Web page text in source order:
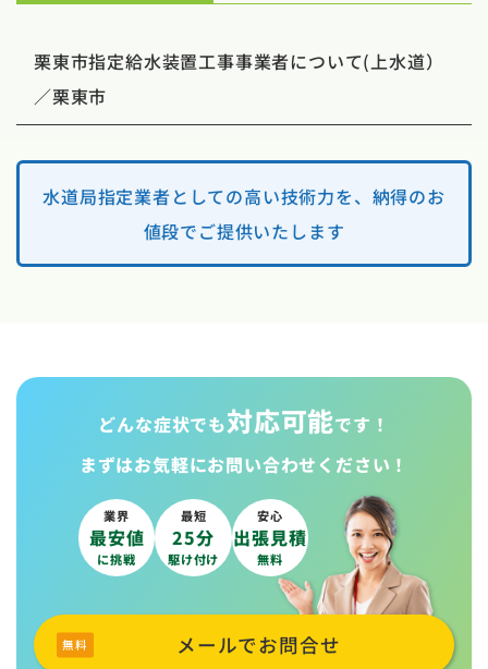
栗東市指定給水装置工事事業者について(上水道）
／栗東市
水道局指定業者としての高い技術力を、納得のお
値段でご提供いたします
どんな症状でも対応可能です！
まずはお気軽にお問い合わせください！
業界
最安値
に挑戦
最短
25分
駆け付け
安心
出張見積
無料
メールでお問合せ